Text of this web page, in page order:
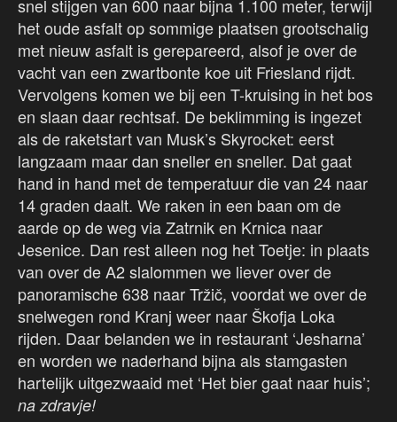
snel stijgen van 600 naar bijna 1.100 meter, terwijl
het oude asfalt op sommige plaatsen grootschalig
met nieuw asfalt is gerepareerd, alsof je over de
vacht van een zwartbonte koe uit Friesland rijdt.
Vervolgens komen we bij een T-kruising in het bos
en slaan daar rechtsaf. De beklimming is ingezet
als de raketstart van Musk’s Skyrocket: eerst
langzaam maar dan sneller en sneller. Dat gaat
hand in hand met de temperatuur die van 24 naar
14 graden daalt. We raken in een baan om de
aarde op de weg via Zatrnik en Krnica naar
Jesenice. Dan rest alleen nog het Toetje: in plaats
van over de A2 slalommen we liever over de
panoramische 638 naar Tržič, voordat we over de
snelwegen rond Kranj weer naar Škofja Loka
rijden. Daar belanden we in restaurant ‘Jesharna’
en worden we naderhand bijna als stamgasten
hartelijk uitgezwaaid met ‘Het bier gaat naar huis’;
na zdravje!